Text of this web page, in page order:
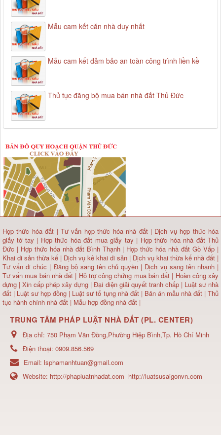
Mẫu cam kết căn nhà duy nhất
Mẫu cam kết đảm bảo an toàn công trình liền kề
Thủ tục đăng bộ mua bán nhà đất Thủ Đức
Hợp thức hóa đất |Tư vấn hợp thức hóa nhà đất| Dịch vụ hợp thức hóa
giấy tờ tay | Hợp thức hóa đất mua giấy tay | Hợp thức hóa nhà đất Thủ
Đức | Hợp thức hóa nhà đất Bình Thạnh | Hợp thức hóa nhà đất Gò Vấp |
Khai di sản thừa kế | Dịch vụ kê khai di sản | Dịch vụ khai thừa kế nhà đất |
Tư vấn di chúc | Đăng bộ sang tên chủ quyền | Dịch vụ sang tên nhanh |
Tư vấn mua bán nhà đất | Hỗ trợ công chứng mua bán đất | Hoàn công xây
dựng | Xin cấp phép xây dựng |Đại diện giải quyết tranh chấp | Luật sư nhà
đất | Luật sư hợp đồng | Luật sư tố tụng nhà đất | Bản án mẫu nhà đất|Thủ
tục hành chính nhà đất | Mẫu hợp đồng nhà đất |
TRUNG TÂM PHÁP LUẬT NHÀ ĐẤT (PL. CENTER)
Địa chỉ: 750 Phạm Văn Đồng,Phường Hiệp Bình,Tp. Hồ Chí Minh
Điện thoại: 0909.856.569
Email: lsphamanhtuan@gmail.com
Website: http://phapluatnhadat.com http://luatsusaigonvn.com